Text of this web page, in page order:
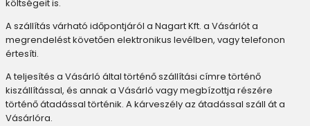
költségeit is.
A szállítás várható időpontjáról a Nagart Kft. a Vásárlót a
megrendelést követően elektronikus levélben, vagy telefonon
értesíti.
A teljesítés a Vásárló által történő szállítási címre történő
kiszállítással, és annak a Vásárló vagy megbízottja részére
történő átadással történik. A kárveszély az átadással száll át a
Vásárlóra.